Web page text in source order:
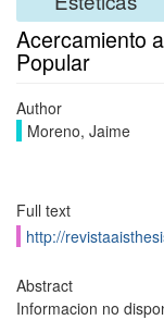
Acercamiento
Popular
Author
Moreno, Jaime
Full text
http://
Abstract
Informacion no